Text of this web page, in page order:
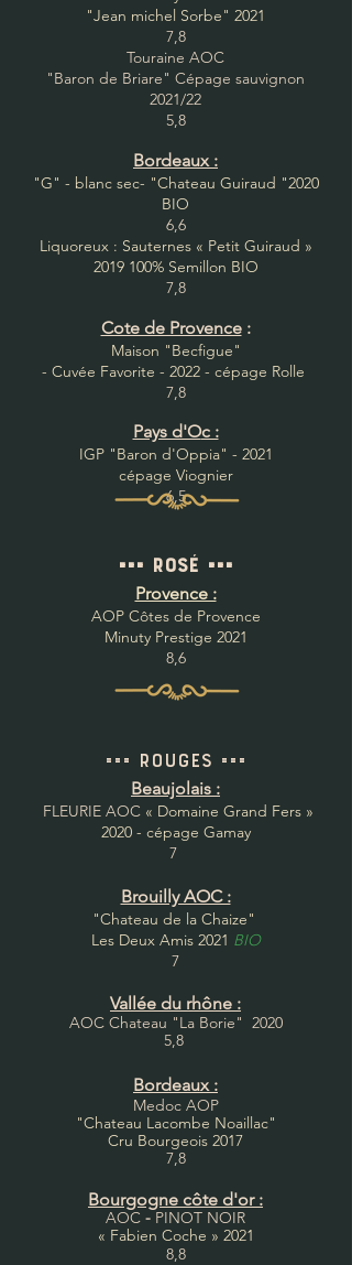
"Jean michel Sorbe" 2021
7,8
Touraine AOC
"Baron de Briare" Cépage sauvignon
2021/22
5,8
Bordeaux :
"G" - blanc sec- "Chateau Guiraud "2020
BIO
6,6
Liquoreux : Sauternes « Petit Guiraud »
2019 100% Semillon BIO
7,8
Cote de Provence:
Maison "Becfigue"
- Cuvée Favorite - 2022 - cépage Rolle
7,8
Pays d'Oc :
IGP "Baron d'Oppia" - 2021
cépage Viognier
6,5
=== Rosé ===
Provence :
AOP Côtes de Provence
Minuty Prestige 2021
8,6
=== rougeS ===
Beaujolais :
FLEURIE AOC « Domaine Grand Fers »
2020 - cépage Gamay
7
Brouilly AOC :
"Chateau de la Chaize"
Les Deux Amis 2021 BIO
7
Vallée du rhône :
AOC Chateau "La Borie" 2020
5,8
Bordeaux :
Medoc AOP
"Chateau Lacombe Noaillac"
Cru Bourgeois 2017
7,8
Bourgogne côte d'or :
AOC - PINOT NOIR
« Fabien Coche » 2021
8,8